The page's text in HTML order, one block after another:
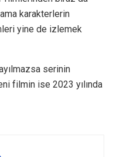
karakterlerin
yine de izlemek
serinin
filmin ise 2023 yılında